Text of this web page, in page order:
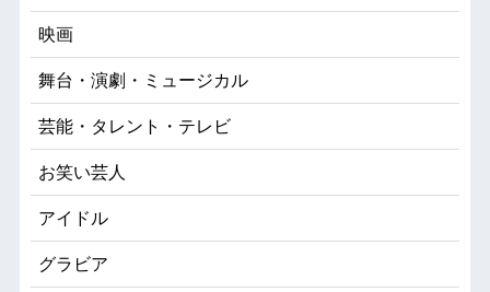
映画
舞台・演劇・ミュージカル
芸能・タレント・テレビ
お笑い芸人
アイドル
グラビア